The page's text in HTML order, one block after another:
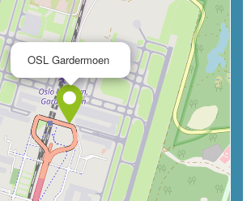
OSL Gardermoen